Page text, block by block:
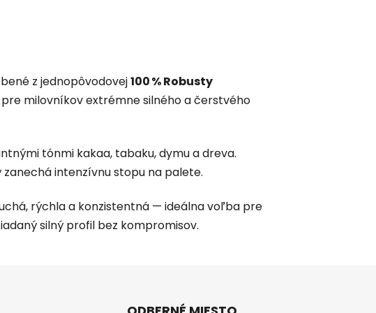
z jednopôvodovej100 % Robusty
milovníkov extrémne silného a čerstvého
tónmi kakaa, tabaku, dymu a dreva.
intenzívnu stopu na palete.
rýchla a konzistentná — ideálna voľba pre
silný profil bez kompromisov.